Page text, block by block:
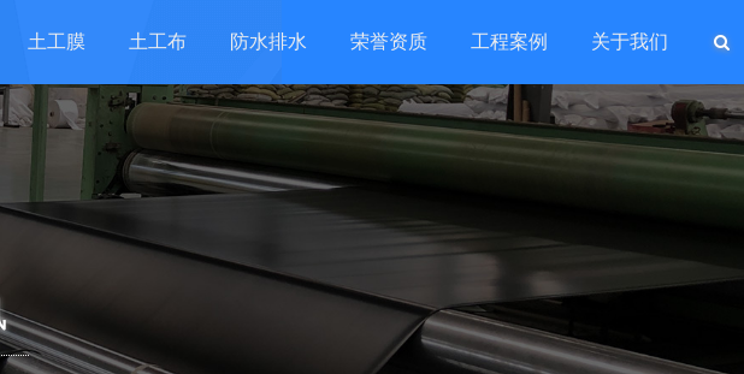
土工膜 土工布 防水排水 荣誉资质 工程案例 关于我们